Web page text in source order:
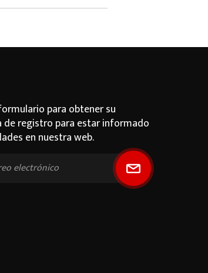
para obtener su
de registro para estar informado
en nuestra web.